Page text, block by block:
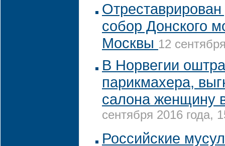
собор Донского
Москвы 12
В Норвегии
парикмахера,
салона женщину
сентября 2016 года,
Российские